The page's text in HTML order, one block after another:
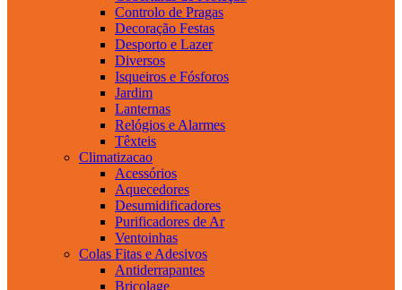
Controlo de Pragas
Decoração Festas
Desporto e Lazer
Diversos
Isqueiros e Fósforos
Jardim
Lanternas
Relógios e Alarmes
Têxteis
Climatizacao
Acessórios
Aquecedores
Desumidificadores
Purificadores de Ar
Ventoinhas
Colas Fitas e Adesivos
Antiderrapantes
Bricolage